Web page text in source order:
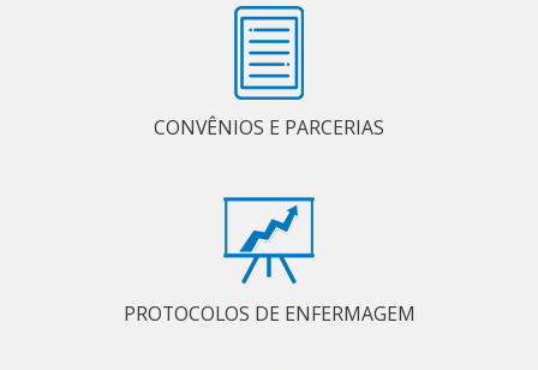
CONVÊNIOS E PARCERIAS
PROTOCOLOS DE ENFERMAGEM